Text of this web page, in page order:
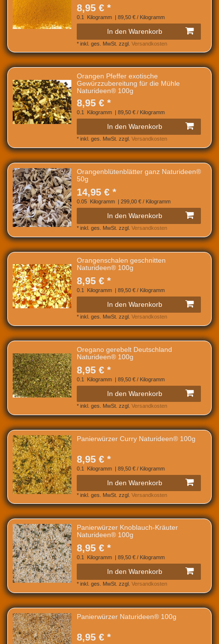
8,95 € *
0.1 Kilogramm | 89,50 € / Kilogramm
In den Warenkorb
* inkl. ges. MwSt. zzgl. Versandkosten
Orangen Pfeffer exotische
Gewürzzubereitung für die Mühle
Naturideen® 100g
8,95 € *
0.1 Kilogramm | 89,50 € / Kilogramm
In den Warenkorb
* inkl. ges. MwSt. zzgl. Versandkosten
Orangenblütenblätter ganz Naturideen®
50g
14,95 € *
0.05 Kilogramm | 299,00 € / Kilogramm
In den Warenkorb
* inkl. ges. MwSt. zzgl. Versandkosten
Orangenschalen geschnitten
Naturideen® 100g
8,95 € *
0.1 Kilogramm | 89,50 € / Kilogramm
In den Warenkorb
* inkl. ges. MwSt. zzgl. Versandkosten
Oregano gerebelt Deutschland
Naturideen® 100g
8,95 € *
0.1 Kilogramm | 89,50 € / Kilogramm
In den Warenkorb
* inkl. ges. MwSt. zzgl. Versandkosten
Panierwürzer Curry Naturideen® 100g
8,95 € *
0.1 Kilogramm | 89,50 € / Kilogramm
In den Warenkorb
* inkl. ges. MwSt. zzgl. Versandkosten
Panierwürzer Knoblauch-Kräuter
Naturideen® 100g
8,95 € *
0.1 Kilogramm | 89,50 € / Kilogramm
In den Warenkorb
* inkl. ges. MwSt. zzgl. Versandkosten
Panierwürzer Naturideen® 100g
8,95 € *